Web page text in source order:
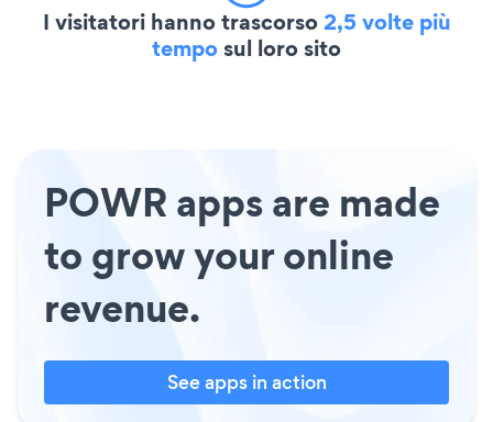
I visitatori hanno trascorso2,5 volte più
temposul loro sito
POWR apps are made
to grow your online
revenue.
See apps in action